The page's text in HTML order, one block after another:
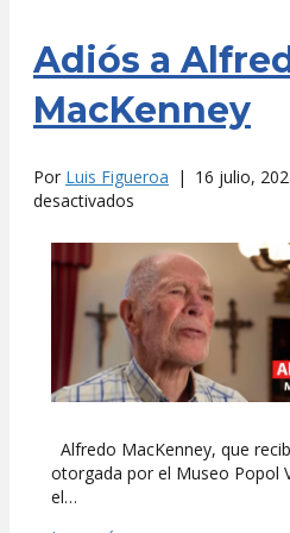
Adiós a
MacKenney
Por Luis Figueroa | 16 julio,
desactivados
a
Alfredo
MacKenney
Alfredo MacKenney, que
otorgada por el Museo Popol
el…